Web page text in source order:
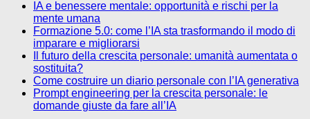
IA e benessere mentale: opportunità e rischi per la
mente umana
Formazione 5.0: come l’IA sta trasformando il modo di
imparare e migliorarsi
Il futuro della crescita personale: umanità aumentata o
sostituita?
Come costruire un diario personale con l’IA generativa
Prompt engineering per la crescita personale: le
domande giuste da fare all’IA